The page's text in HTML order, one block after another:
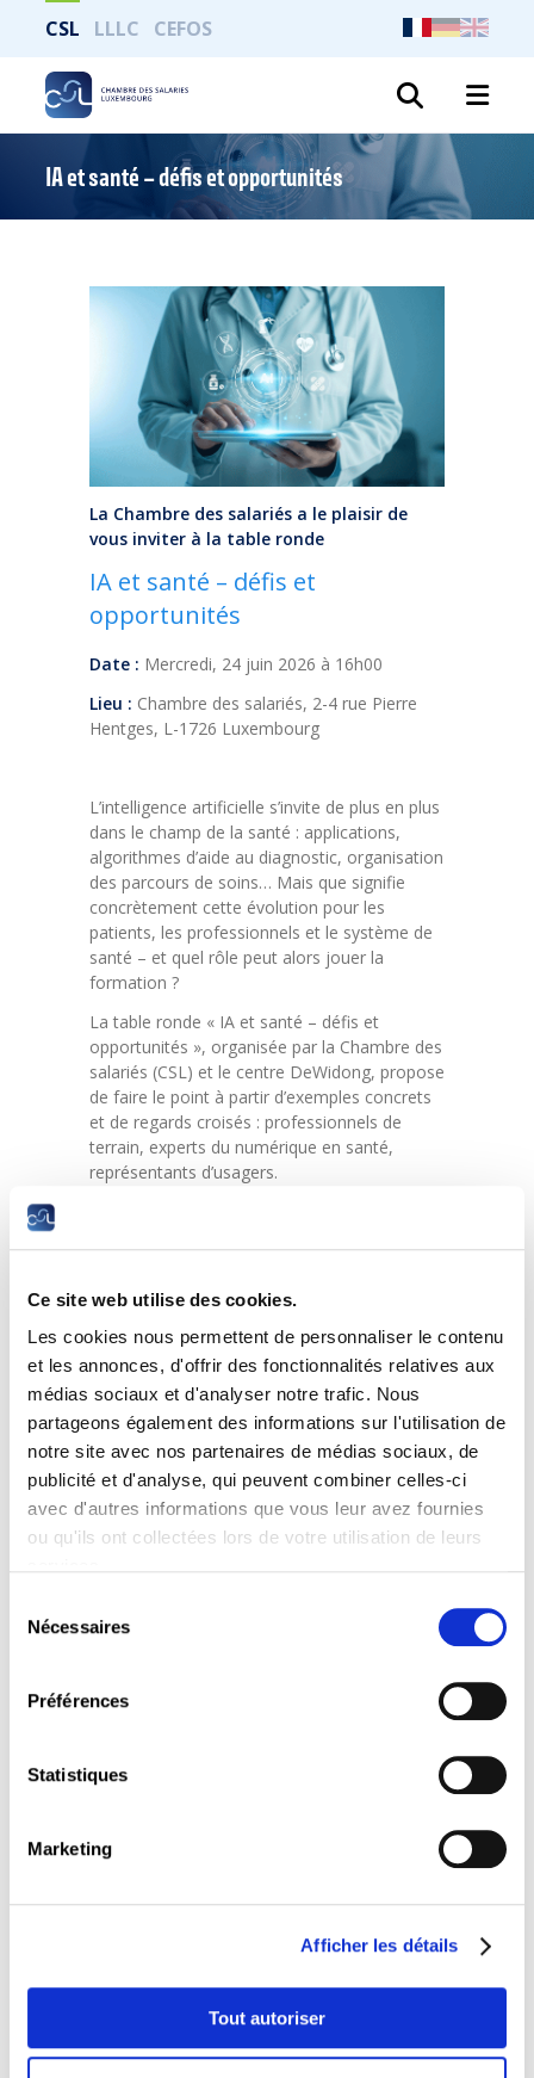
Ce site web utilise des cookies.
Les cookies nous permettent de personnaliser le contenu
et les annonces, d'offrir des fonctionnalités relatives aux
médias sociaux et d'analyser notre trafic. Nous
partageons également des informations sur l'utilisation de
notre site avec nos partenaires de médias sociaux, de
publicité et d'analyse, qui peuvent combiner celles-ci
avec d'autres informations que vous leur avez fournies
ou qu'ils ont collectées lors de votre utilisation de leurs
Nécessaires
Préférences
Statistiques
Marketing
Afficher les détails
Tout autoriser
CSL LLLC CEFOS
IA et santé – défis et opportunités
La Chambre des salariés a le plaisir de
vous inviter à la table ronde
IA et santé – défis et
opportunités
Date : Mercredi, 24 juin 2026 à 16h00
Lieu : Chambre des salariés, 2-4 rue Pierre
Hentges, L-1726 Luxembourg
L’intelligence artificielle s’invite de plus en plus
dans le champ de la santé : applications,
algorithmes d’aide au diagnostic, organisation
des parcours de soins… Mais que signifie
concrètement cette évolution pour les
patients, les professionnels et le système de
santé – et quel rôle peut alors jouer la
formation ?
La table ronde « IA et santé – défis et
opportunités », organisée par la Chambre des
salariés (CSL) et le centre DeWidong, propose
de faire le point à partir d’exemples concrets
et de regards croisés : professionnels de
terrain, experts du numérique en santé,
représentants d’usagers.
l’IA en santé aujourd’hui ?
Mot de bienvenue par Madame Nora Back
– Présidente de la CSL
Mise en perspective par Prof. Emmanuel
Andrès, Président de la Commission
Médicale des Hôpitaux Universitaires de
Strasbourg « De l’expérimentation aux
soins : où se situe l’IA en santé aujourd’hui
? »
Temps de questions-réponses avec la salle
et plus particulièrement aux professionnels de
la santé et du médico-social souhaitant mieux
pratique.
Security Officer – Hôpitaux Robert
Dr Abrar Zulfiqar– Gériatre praticien au
CHU de Rouen
Me Mickaël Tome– Avocat à la Cour,
spécialisé en droit du numérique et des